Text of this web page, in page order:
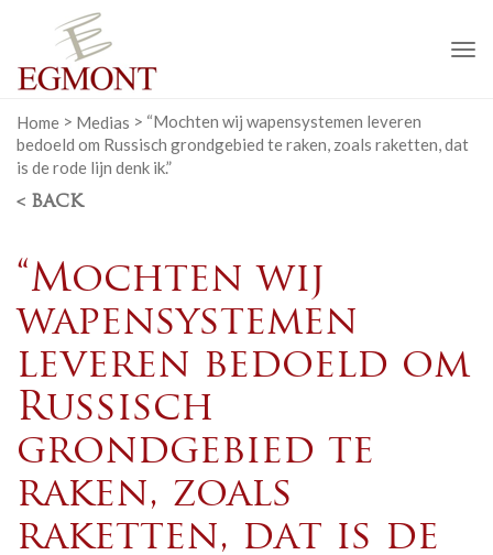
Home > Medias > “Mochten wij wapensystemen leveren
bedoeld om Russisch grondgebied te raken, zoals raketten, dat
is de rode lijn denk ik.”
< BACK
“Mochten wij
wapensystemen
leveren bedoeld om
Russisch
grondgebied te
raken, zoals
raketten, dat is de